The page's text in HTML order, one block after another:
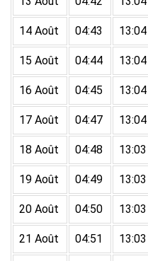
14 Août 04:43 13:04
15 Août 04:44 13:04
16 Août 04:45 13:04
17 Août 04:47 13:04
18 Août 04:48 13:03
19 Août 04:49 13:03
20 Août 04:50 13:03
21 Août 04:51 13:03